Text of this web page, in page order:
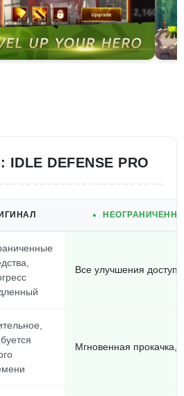
IDLE DEFENSE PRO
Все улучшения
Мгновенная прокачка,